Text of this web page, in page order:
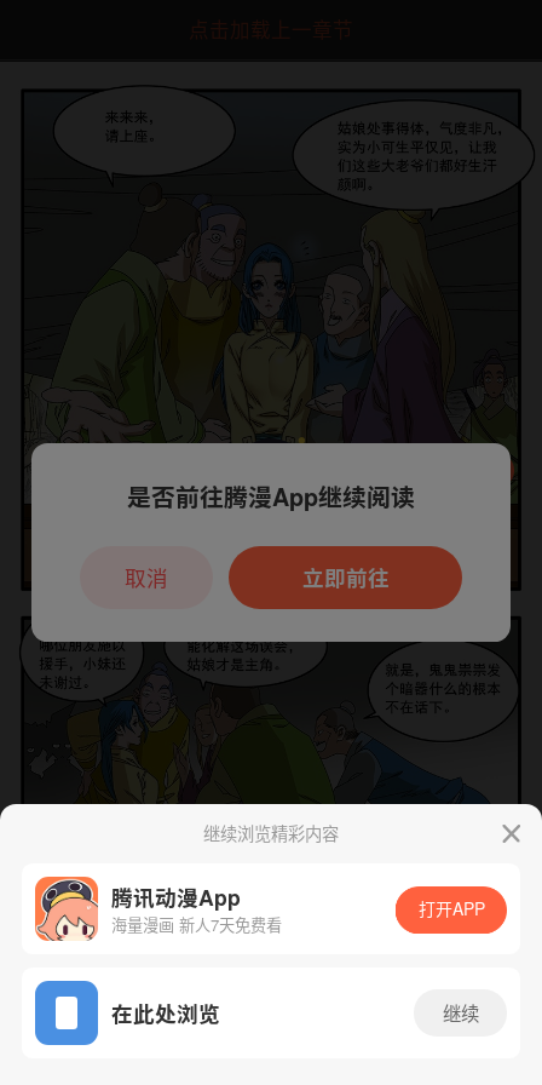
点击加载上一章节
App免费看
下一话
继续浏览精彩内容
腾讯动漫App
海量漫画 新人7天免费看
打开APP
在此处浏览 继续
本章节仅支持App阅读，可打开App新用
户7天免费看
是否前往腾漫App继续阅读
立即前往
取消